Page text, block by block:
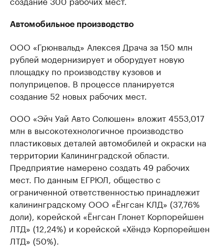
Автомобильное производство
ООО «Грюнвальд» Алексея Драча за 150 млн
рублей модернизирует и оборудует новую
площадку по производству кузовов и
полуприцепов. В процессе планируется
создание 52 новых рабочих мест.
ООО «Эйч Уай Авто Солюшен» вложит 4553,017
млн в высокотехнологичное производство
пластиковых деталей автомобилей и окраски на
территории Калининградской области.
Предприятие намерено создать 49 рабочих
мест. По данным ЕГРЮЛ, общество с
ограниченной ответственностью принадлежит
калининградскому ООО «Ёнгсан КЛД» (37,76%
доли), корейской «Ёнгсан Глонет Корпорейшен
ЛТД» (12,24%) и корейской «Хёндэ Корпорейшен
ЛТД» (50%).